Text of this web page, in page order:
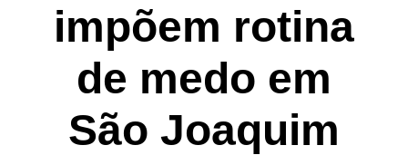
impõem rotina
de medo em
São Joaquim